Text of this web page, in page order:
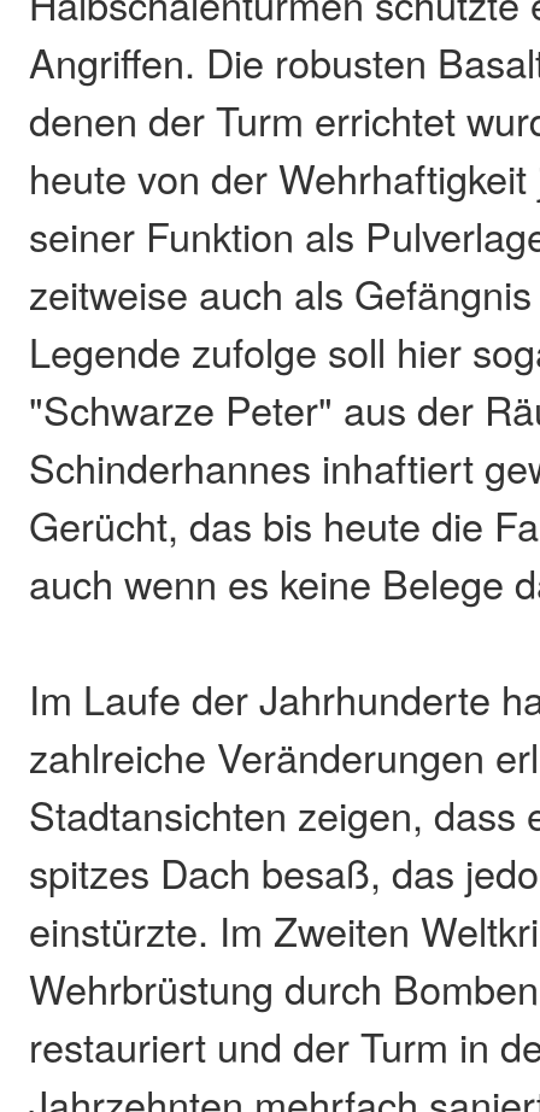
Angriffen. Die robusten
denen der Turm errichtet
heute von der
seiner Funktion als
zeitweise auch als
Legende zufolge soll hier
"Schwarze Peter" aus der
Schinderhannes inhaftiert
Gerücht, das bis heute die
auch wenn es keine Belege
Im Laufe der Jahrhunderte
zahlreiche Veränderungen
Stadtansichten zeigen, dass
spitzes Dach besaß, das
einstürzte. Im Zweiten
Wehrbrüstung durch
restauriert und der Turm in